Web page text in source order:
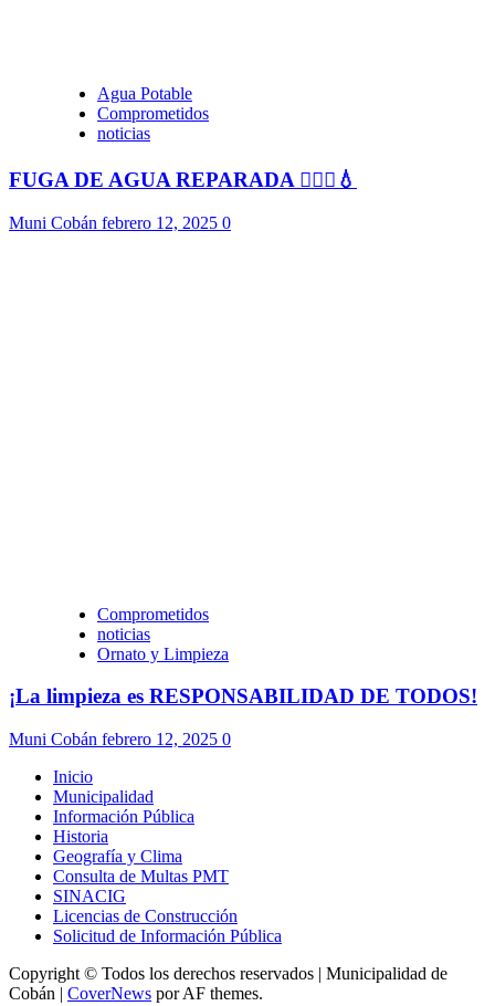
Agua Potable
Comprometidos
noticias
FUGA DE AGUA REPARADA 👷🏻‍♂️💧
Muni Cobán febrero 12, 2025 0
Comprometidos
noticias
Ornato y Limpieza
¡La limpieza es RESPONSABILIDAD DE TODOS!
Muni Cobán febrero 12, 2025 0
Inicio
Municipalidad
Información Pública
Historia
Geografía y Clima
Consulta de Multas PMT
SINACIG
Licencias de Construcción
Solicitud de Información Pública
Copyright © Todos los derechos reservados | Municipalidad de
Cobán | CoverNews por AF themes.